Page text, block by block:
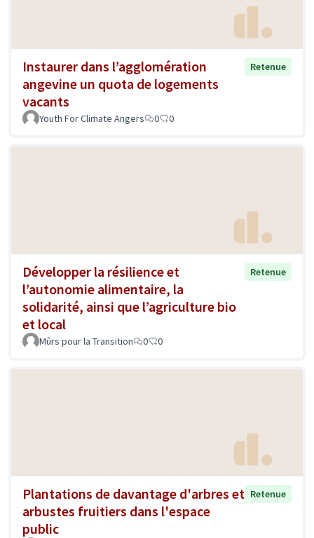
Instaurer dans l’agglomération
angevine un quota de logements
vacants
Retenue
Youth For Climate Angers 0 0
Développer la résilience et
l’autonomie alimentaire, la
solidarité, ainsi que l’agriculture bio
et local
Retenue
Mûrs pour la Transition 0 0
Plantations de davantage d'arbres et
arbustes fruitiers dans l'espace
public
Retenue